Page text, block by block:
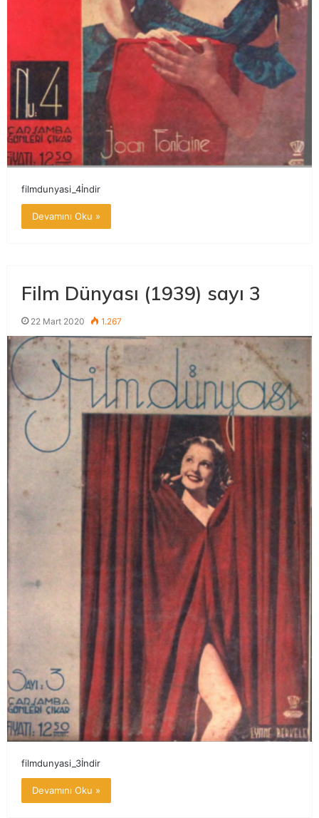
filmdunyasi_4İndir
Devamını Oku »
Film Dünyası (1939) sayı 3
22 Mart 2020 1.267
filmdunyasi_3İndir
Devamını Oku »